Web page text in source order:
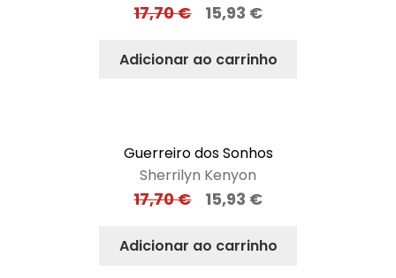
17,70€ 15,93 €
Adicionar ao carrinho
Guerreiro dos Sonhos
Sherrilyn Kenyon
17,70€ 15,93 €
Adicionar ao carrinho